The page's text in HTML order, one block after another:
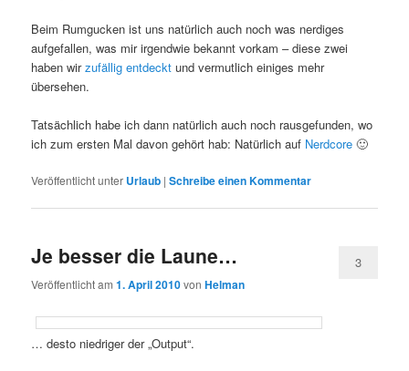
Beim Rumgucken ist uns natürlich auch noch was nerdiges
aufgefallen, was mir irgendwie bekannt vorkam – diese zwei
haben wirzufällig entdeckt und vermutlich einiges mehr
übersehen.
Tatsächlich habe ich dann natürlich auch noch rausgefunden, wo
ich zum ersten Mal davon gehört hab: Natürlich auf Nerdcore 🙂
Veröffentlicht unter Urlaub |Schreibe einen Kommentar
Je besser die Laune…
Veröffentlicht am1. April 2010vonHelman
3
… desto niedriger der „Output“.